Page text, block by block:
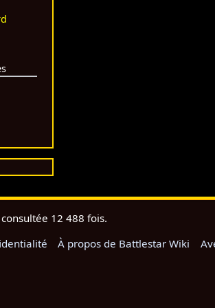
12 488 fois.
À propos de Battlestar Wiki